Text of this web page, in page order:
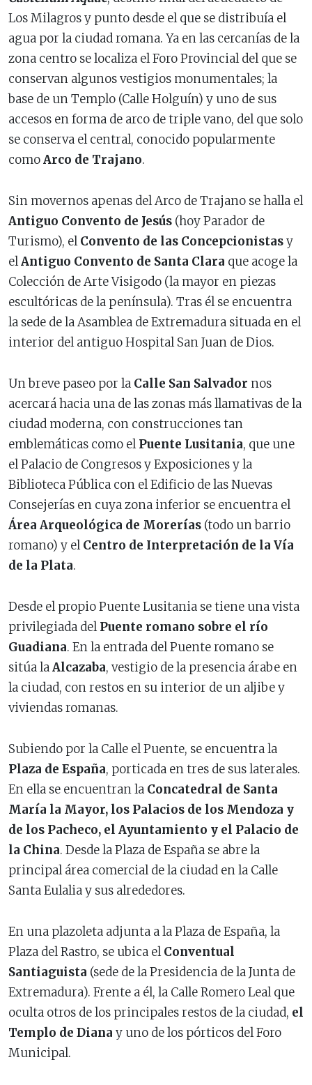
Los Milagros y punto desde el que se distribuía el
agua por la ciudad romana. Ya en las cercanías de la
zona centro se localiza el Foro Provincial del que se
conservan algunos vestigios monumentales; la
base de un Templo (Calle Holguín) y uno de sus
accesos en forma de arco de triple vano, del que solo
se conserva el central, conocido popularmente
comoArco de Trajano.
Sin movernos apenas del Arco de Trajano se halla el
Antiguo Convento de Jesús (hoy Parador de
Turismo), elConvento de las Concepcionistasy
elAntiguo Convento de Santa Clara que acoge la
Colección de Arte Visigodo (la mayor en piezas
escultóricas de la península). Tras él se encuentra
la sede de la Asamblea de Extremadura situada en el
interior del antiguo Hospital San Juan de Dios.
Un breve paseo por la Calle San Salvador nos
acercará hacia una de las zonas más llamativas de la
ciudad moderna, con construcciones tan
emblemáticas como elPuente Lusitania, que une
el Palacio de Congresos y Exposiciones y la
Biblioteca Pública con el Edificio de las Nuevas
Consejerías en cuya zona inferior se encuentra el
Área Arqueológica de Morerías (todo un barrio
romano) y elCentro de Interpretación de la Vía
de la Plata.
Desde el propio Puente Lusitania se tiene una vista
privilegiada delPuente romano sobre el río
Guadiana. En la entrada del Puente romano se
sitúa laAlcazaba, vestigio de la presencia árabe en
la ciudad, con restos en su interior de un aljibe y
viviendas romanas.
Subiendo por la Calle el Puente, se encuentra la
Plaza de España, porticada en tres de sus laterales.
En ella se encuentran la Concatedral de Santa
María la Mayor, los Palacios de los Mendoza y
de los Pacheco, el Ayuntamiento y el Palacio de
la China. Desde la Plaza de España se abre la
principal área comercial de la ciudad en la Calle
Santa Eulalia y sus alrededores.
En una plazoleta adjunta a la Plaza de España, la
Plaza del Rastro, se ubica elConventual
Santiaguista (sede de la Presidencia de la Junta de
Extremadura). Frente a él, la Calle Romero Leal que
oculta otros de los principales restos de la ciudad, el
Templo de Diana y uno de los pórticos del Foro
Municipal.